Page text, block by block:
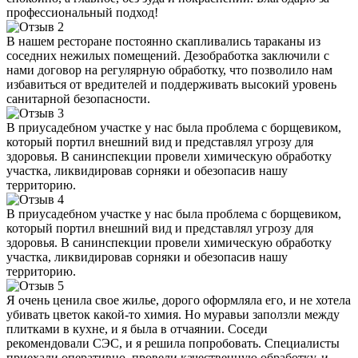
профессиональный подход!
В нашем ресторане постоянно скапливались тараканы из
соседних нежилых помещений. Дезобработка заключили с
нами договор на регулярную обработку, что позволило нам
избавиться от вредителей и поддерживать высокий уровень
санитарной безопасности.
В приусадебном участке у нас была проблема с борщевиком,
который портил внешний вид и представлял угрозу для
здоровья. В санинспекции провели химическую обработку
участка, ликвидировав сорняки и обезопасив нашу
территорию.
В приусадебном участке у нас была проблема с борщевиком,
который портил внешний вид и представлял угрозу для
здоровья. В санинспекции провели химическую обработку
участка, ликвидировав сорняки и обезопасив нашу
территорию.
Я очень ценила свое жилье, дорого оформляла его, и не хотела
убивать цветок какой-то химия. Но муравьи заползли между
плитками в кухне, и я была в отчаянии. Соседи
рекомендовали СЭС, и я решила попробовать. Специалисты